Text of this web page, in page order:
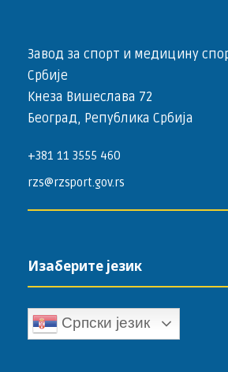
Завод за спорт и медицину
Србије
Кнеза Вишеслава 72
Београд, Република Србија
+381 11 3555 460
rzs@rzsport.gov.rs
Изаберите језик
Српски језик